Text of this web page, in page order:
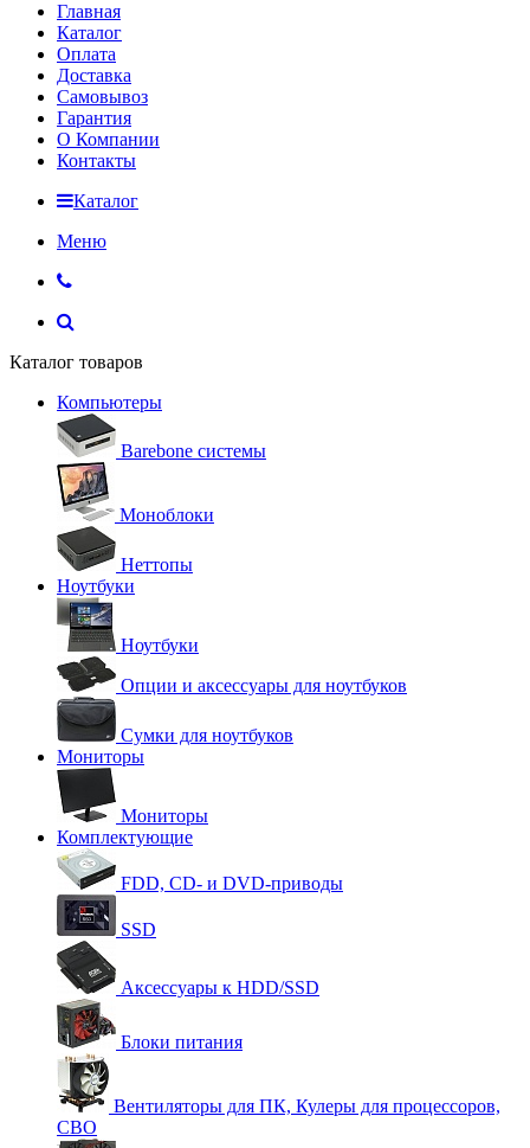
Главная
Каталог
Оплата
Доставка
Самовывоз
Гарантия
О Компании
Контакты
Каталог
Меню
Каталог товаров
Компьютеры
Barebone системы
Моноблоки
Неттопы
Ноутбуки
Ноутбуки
Опции и аксессуары для ноутбуков
Сумки для ноутбуков
Мониторы
Мониторы
Комплектующие
FDD, CD- и DVD-приводы
SSD
Аксессуары к HDD/SSD
Блоки питания
Вентиляторы для ПК, Кулеры для процессоров,
СВО